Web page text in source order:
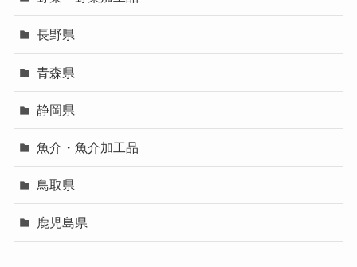
長野県
青森県
静岡県
魚介・魚介加工品
鳥取県
鹿児島県